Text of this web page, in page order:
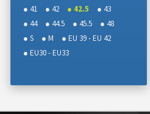
● 41
● 42 ● 42.5
● 43
● 44
● 44.5 ● 45.5
● 48
● S
● M
● EU 39 - EU 42
● EU30 - EU33